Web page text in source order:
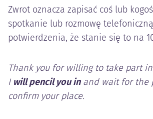
Zwrot oznacza zapisać coś lub
spotkanie lub rozmowę
potwierdzenia, że stanie się to na
Thank you for willing to take part
I will pencil you inand wait for the
confirm your place.